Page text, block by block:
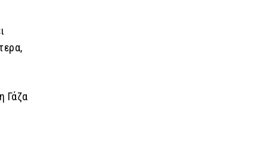
Γάζα